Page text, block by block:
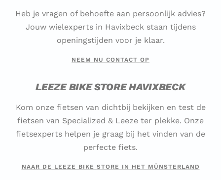
Heb je vragen of behoefte aan persoonlijk advies?
Jouw wielexperts in Havixbeck staan tijdens
openingstijden voor je klaar.
NEEM NU CONTACT OP
LEEZE BIKE STORE HAVIXBECK
Kom onze fietsen van dichtbij bekijken en test de
fietsen van Specialized & Leeze ter plekke. Onze
fietsexperts helpen je graag bij het vinden van de
perfecte fiets.
NAAR DE LEEZE BIKE STORE IN HET MÜNSTERLAND